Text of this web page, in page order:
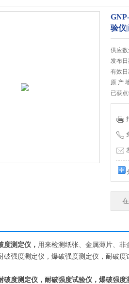
验仪
供应数
发布日
有效日
原 产
已获
度测定仪， 用来检测纸张、金属薄片、
破强度测定仪，爆破强度测定仪，耐破度
破度测定仪，耐破强度试验仪，爆破强度